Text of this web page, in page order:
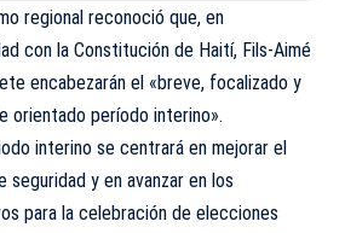
regional reconoció que, en
con la Constitución de Haití, Fils-Aimé
encabezarán el «breve, focalizado y
orientado período interino».
interino se centrará en mejorar el
seguridad y en avanzar en los
para la celebración de elecciones